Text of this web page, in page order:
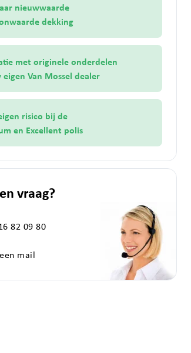
nieuwwaarde
dekking
met originele onderdelen
Van Mossel dealer
risico bij de
en Excellent polis
vraag?
82 09 80
mail